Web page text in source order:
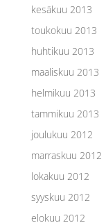
kesäkuu 2013
toukokuu 2013
huhtikuu 2013
maaliskuu 2013
helmikuu 2013
tammikuu 2013
joulukuu 2012
marraskuu 2012
lokakuu 2012
syyskuu 2012
elokuu 2012